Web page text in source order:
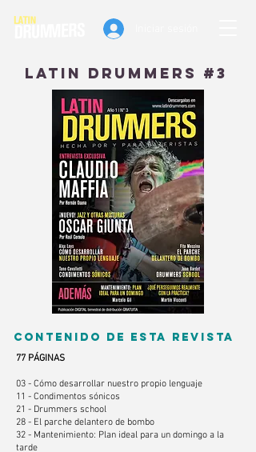
Latin drummers #3
Contenido de esta revista
77 PÁGINAS
03 - Cómo desarrollar nuestro propio lenguaje
11 - Condimentos sónicos
21 - Drummers school
28 - El parche delantero de bombo
32 - Mantenimiento: Plan ideal para un domingo a la
tarde